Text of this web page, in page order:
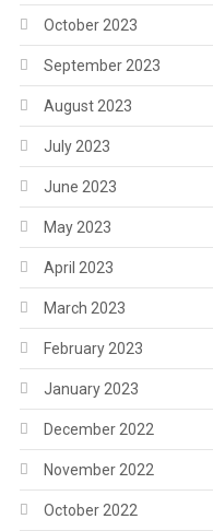
October 2023
September 2023
August 2023
July 2023
June 2023
May 2023
April 2023
March 2023
February 2023
January 2023
December 2022
November 2022
October 2022